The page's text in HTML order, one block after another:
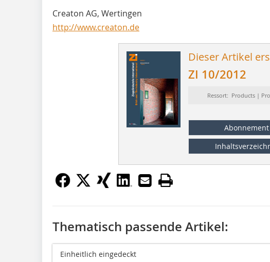
Creaton AG, Wertingen
http://www.creaton.de
Dieser Artikel
ZI 10/2012
Ressort: Products |
Abonnement
Thematisch passende Artikel:
Einheitlich eingedeckt